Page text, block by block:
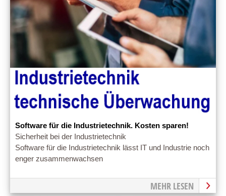
Software für die Industrietechnik. Kosten sparen!
Sicherheit bei der Industrietechnik
Software für die Industrietechnik lässt IT und Industrie noch
enger zusammenwachsen
MEHR LESEN